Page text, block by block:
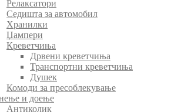
Релаксатори
Седишта за автомобил
Хранилки
Џампери
Креветчиња
Дрвени креветчиња
Транспортни креветчиња
Душек
Комоди за пресоблекување
и доење
Антиколик